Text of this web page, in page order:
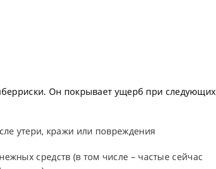
Он покрывает ущерб при следующих
утери, кражи или повреждения
средств (в том числе – частые сейчас